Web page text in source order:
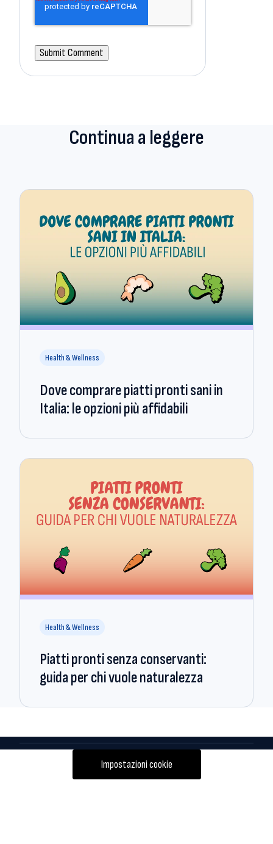
Continua a leggere
Health & Wellness
Dove comprare piatti pronti sani in
Italia: le opzioni più affidabili
Health & Wellness
Piatti pronti senza conservanti:
guida per chi vuole naturalezza
Impostazioni cookie